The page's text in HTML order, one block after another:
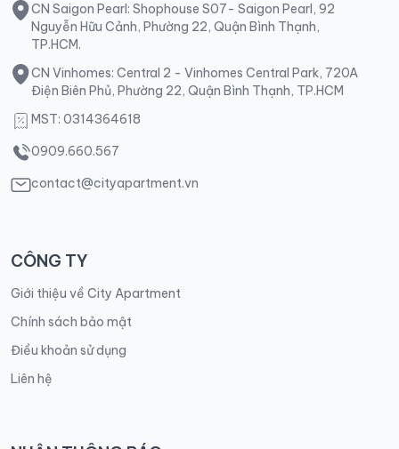
CN Saigon Pearl: Shophouse S07- Saigon Pearl, 92
Nguyễn Hữu Cảnh, Phường 22, Quận Bình Thạnh,
TP.HCM.
CN Vinhomes: Central 2 - Vinhomes Central Park, 720A
Điện Biên Phủ, Phường 22, Quận Bình Thạnh, TP.HCM
MST: 0314364618
0909.660.567
contact@cityapartment.vn
CÔNG TY
Giới thiệu về City Apartment
Chính sách bảo mật
Điều khoản sử dụng
Liên hệ